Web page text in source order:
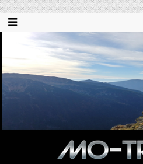
......